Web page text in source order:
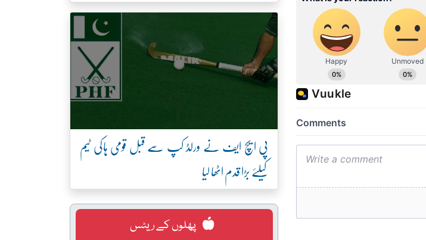
پی ایچ ایف نے ورلڈ کپ سے قبل قومی ہاکی ٹیم
کیلئے بڑا قدم اٹھا لیا
پھلوں کے ریٹس